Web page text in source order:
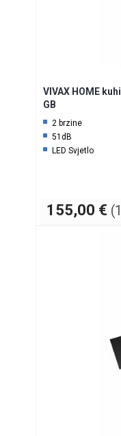
VIVAX HOME
GB
2 brzine
51dB
LED Svjetlo
155,00 €